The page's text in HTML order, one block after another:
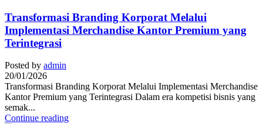
Transformasi Branding Korporat Melalui
Implementasi Merchandise Kantor Premium yang
Terintegrasi
Posted by admin
20/01/2026
Transformasi Branding Korporat Melalui Implementasi Merchandise
Kantor Premium yang Terintegrasi Dalam era kompetisi bisnis yang
semak...
Continue reading